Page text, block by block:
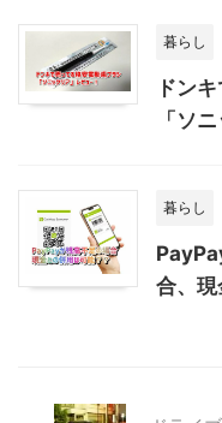
暮らし
ドン
「ソ
暮らし
合、現